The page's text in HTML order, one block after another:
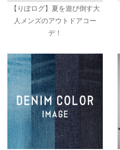
【りぽログ】夏を遊び倒す大
人メンズのアウトドアコー
デ！